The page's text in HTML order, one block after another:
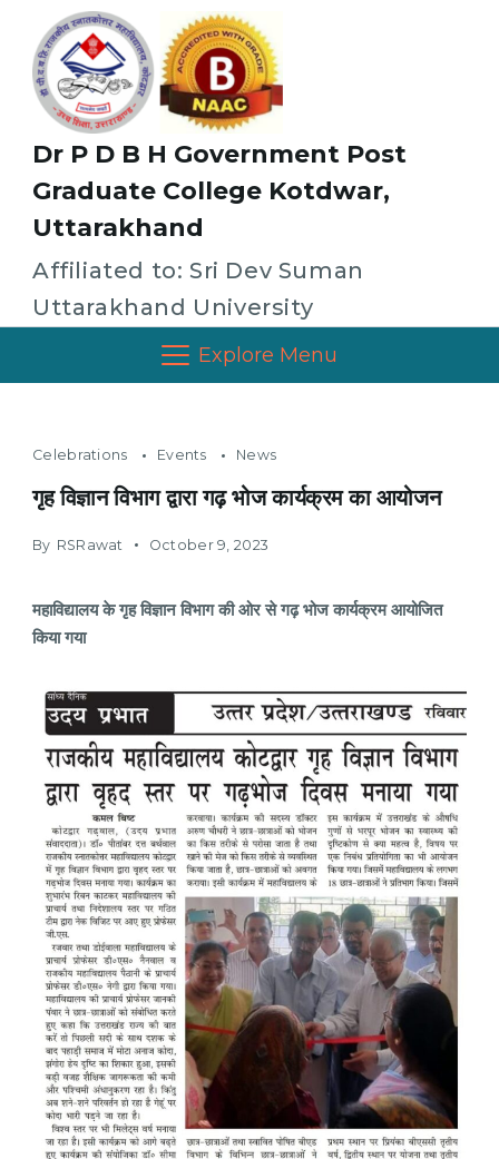
Affiliated to: Sri Dev Suman
Uttarakhand University
Dr P D B H Government Post
Graduate College Kotdwar,
Uttarakhand
Explore Menu
Celebrations Events News
गृह विज्ञान विभाग द्वारा गढ़ भोज कार्यक्रम का आयोजन
By RSRawat October 9, 2023
महाविद्यालय के गृह विज्ञान विभाग की ओर से गढ़ भोज कार्यक्रम आयोजित
किया गया